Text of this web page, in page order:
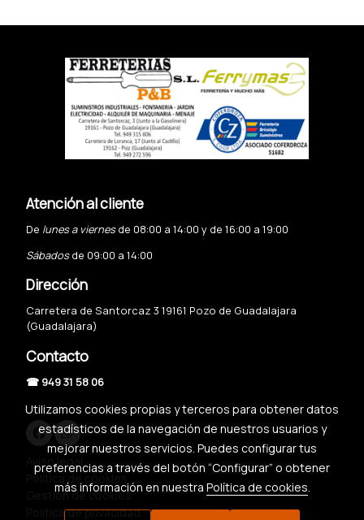
Atención al cliente
De lunes a viernesde 08:00 a 14:00 y de 16:00 a 19:00
Sábadosde 09:00 a 14:00
Dirección
Carretera de Santorcaz 3 19161 Pozo de Guadalajara
(Guadalajara)
Contacto
☎ 949 31 58 06
Aviso legal
Política de cookies
Gestión de cookies
Política de privacidad
Utilizamos cookies propias y terceros para obtener datos
estadísticos de la navegación de nuestros usuarios y
mejorar nuestros servicios. Puedes configurar tus
preferencias a través del botón “Configurar” o obtener
más información en nuestra Política de cookies.